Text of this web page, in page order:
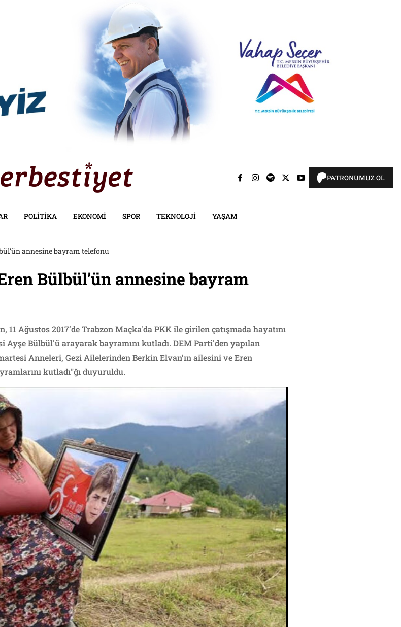
PATRONUMUZ OL
POLITIKA EKONOMI SPOR TEKNOLOJI YAŞAM
annesine bayram telefonu
Bülbül’ün annesine bayram
11 Ağustos 2017’de Trabzon Maçka'da PKK ile girilen çatışmada hayatını
Ayşe Bülbül'ü arayarak bayramını kutladı. DEM Parti'den yapılan
Anneleri, Gezi Ailelerinden Berkin Elvan’ın ailesini ve Eren
kutladı"ğı duyuruldu.